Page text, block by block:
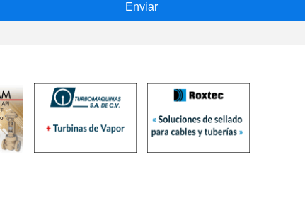
Enviar